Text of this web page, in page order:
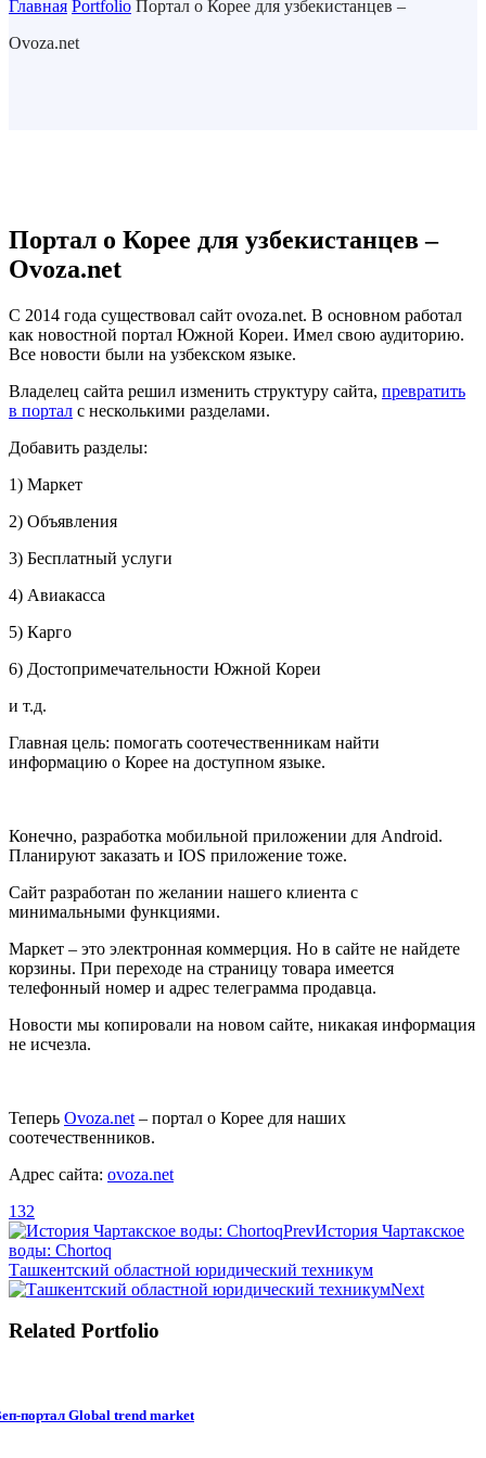
Главная Portfolio Портал о Корее для узбекистанцев –
Ovoza.net
Портал о Корее для узбекистанцев –
Ovoza.net
C 2014 года существовал сайт ovoza.net. В основном работал
как новостной портал Южной Кореи. Имел свою аудиторию.
Все новости были на узбекском языке.
Владелец сайта решил изменить структуру сайта, превратить
в портал с несколькими разделами.
Добавить разделы:
1) Маркет
2) Объявления
3) Бесплатный услуги
4) Авиакасса
5) Карго
6) Достопримечательности Южной Кореи
и т.д.
Главная цель: помогать соотечественникам найти
информацию о Корее на доступном языке.
Конечно, разработка мобильной приложении для Android.
Планируют заказать и IOS приложение тоже.
Сайт разработан по желании нашего клиента с
минимальными функциями.
Маркет – это электронная коммерция. Но в сайте не найдете
корзины. При переходе на страницу товара имеется
телефонный номер и адрес телеграмма продавца.
Новости мы копировали на новом сайте, никакая информация
не исчезла.
Теперь Ovoza.net – портал о Корее для наших
соотечественников.
Адрес сайта: ovoza.net
132
PrevИстория Чартакское
воды: Chortoq
Ташкентский областной юридический техникум
Next
Related Portfolio
портал Global trend market